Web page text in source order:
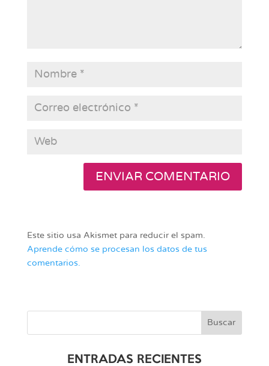
Este sitio usa Akismet para reducir el spam.
Aprende cómo se procesan los datos de tus
comentarios.
ENTRADAS RECIENTES